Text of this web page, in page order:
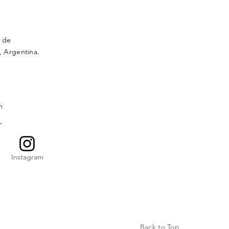
de
Argentina.
Instagram
Back to Top